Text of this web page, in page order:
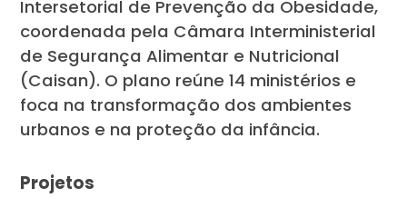
Intersetorial de Prevenção da Obesidade,
coordenada pela Câmara Interministerial
de Segurança Alimentar e Nutricional
(Caisan). O plano reúne 14 ministérios e
foca na transformação dos ambientes
urbanos e na proteção da infância.
Projetos